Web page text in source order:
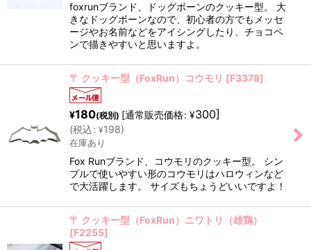
foxrunブランド、ドッグボーンのクッキー型。 大
きなドッグボーンなので、初心者の方でもメッセ
ージやお名前などをアイシングしたり、チョコペ
ンで描きやすいと思いますよ。
〒 クッキー型（FoxRun）コウモリ [F3378]
¥180(税別) [通常販売価格: ¥300]
(税込: ¥198)
在庫あり
Fox Runブランド、コウモリのクッキー型。 シン
プルで使いやすい形のコウモリはハロウィンなど
で大活躍します。 サイズもちょうどいいですよ！
〒 クッキー型（FoxRun）ニワトリ（雄鶏）
[F2255]